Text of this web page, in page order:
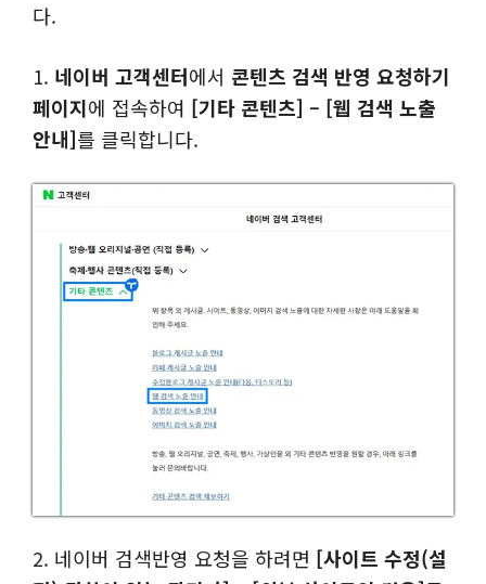
다.
1. 네이버 고객센터에서 콘텐츠 검색 반영 요청하기
페이지에 접속하여 [기타 콘텐츠] – [웹 검색 노출
안내]를 클릭합니다.
2. 네이버 검색반영 요청을 하려면 [사이트 수정(설